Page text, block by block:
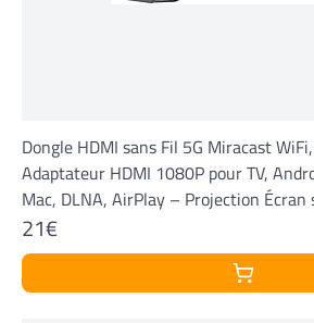
Dongle HDMI sans Fil 5G Miracast
Adaptateur HDMI 1080P pour TV,
Mac, DLNA, AirPlay – Projection Écran
Streaming HD Fluide pour Films et Jeux
21€